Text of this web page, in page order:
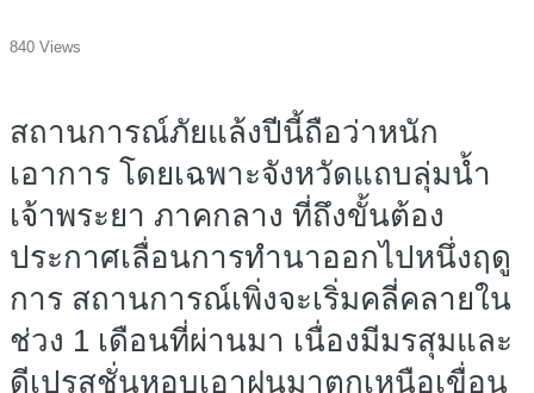
840 Views
สถานการณ์ภัยแล้งปีนี้ถือว่าหนัก
เอาการ โดยเฉพาะจังหวัดแถบลุ่มน้ำ
เจ้าพระยา ภาคกลาง ที่ถึงขั้นต้อง
ประกาศเลื่อนการทำนาออกไปหนึ่งฤดู
การ สถานการณ์เพิ่งจะเริ่มคลี่คลายใน
ช่วง 1 เดือนที่ผ่านมา เนื่องมีมรสุมและ
ดีเปรสชั่นหอบเอาฝนมาตกเหนือเขื่อน